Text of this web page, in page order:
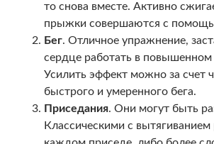
то снова вместе. Активно
прыжки совершаются с
Бег. Отличное упражнение,
сердце работать в
Усилить эффект можно за счет
быстрого и умеренного бега.
Приседания. Они могут быть
Классическими с вытягиванием